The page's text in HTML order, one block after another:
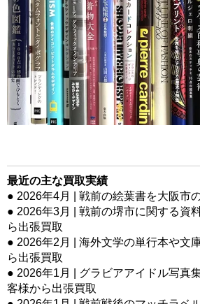
最近の主な買取実績
● 2026年4月 | 戦前の絵葉書を大阪市
● 2026年3月 | 戦前の堺市に関する資
ら出張買取
● 2026年2月 | 海外文学の単行本や文
ら出張買取
● 2026年1月 | グラビアアイドル写真
客様から出張買取